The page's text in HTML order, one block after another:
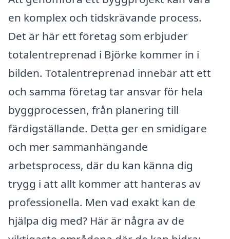
en komplex och tidskrävande process.
Det är här ett företag som erbjuder
totalentreprenad i Björke kommer in i
bilden. Totalentreprenad innebär att ett
och samma företag tar ansvar för hela
byggprocessen, från planering till
färdigställande. Detta ger en smidigare
och mer sammanhängande
arbetsprocess, där du kan känna dig
trygg i att allt kommer att hanteras av
professionella. Men vad exakt kan de
hjälpa dig med? Här är några av de